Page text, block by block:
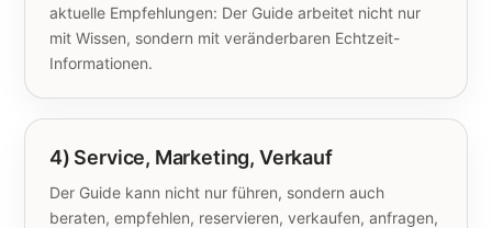
aktuelle Empfehlungen: Der Guide arbeitet nicht nur
mit Wissen, sondern mit veränderbaren Echtzeit-
Informationen.
4) Service, Marketing, Verkauf
Der Guide kann nicht nur führen, sondern auch
beraten, empfehlen, reservieren, verkaufen, anfragen,